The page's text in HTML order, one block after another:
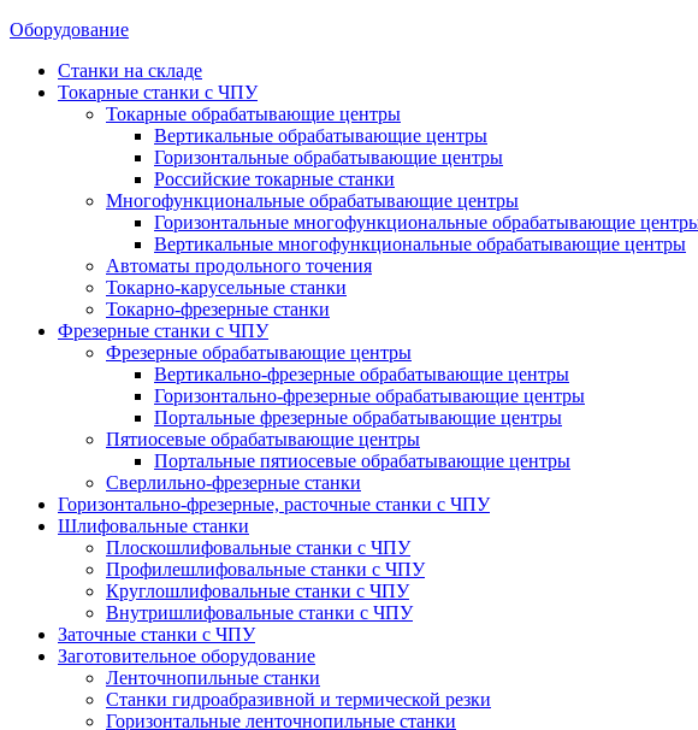
Оборудование
Станки на складе
Токарные станки с ЧПУ
Токарные обрабатывающие центры
Вертикальные обрабатывающие центры
Горизонтальные обрабатывающие центры
Российские токарные станки
Многофункциональные обрабатывающие центры
Горизонтальные многофункциональные обрабатывающие
Вертикальные многофункциональные обрабатывающие центры
Автоматы продольного точения
Токарно-карусельные станки
Токарно-фрезерные станки
Фрезерные станки с ЧПУ
Фрезерные обрабатывающие центры
Вертикально-фрезерные обрабатывающие центры
Горизонтально-фрезерные обрабатывающие центры
Портальные фрезерные обрабатывающие центры
Пятиосевые обрабатывающие центры
Портальные пятиосевые обрабатывающие центры
Сверлильно-фрезерные станки
Горизонтально-фрезерные, расточные станки с ЧПУ
Шлифовальные станки
Плоскошлифовальные станки с ЧПУ
Профилешлифовальные станки с ЧПУ
Круглошлифовальные станки с ЧПУ
Внутришлифовальные станки с ЧПУ
Заточные станки с ЧПУ
Заготовительное оборудование
Ленточнопильные станки
Станки гидроабразивной и термической резки
Горизонтальные ленточнопильные станки